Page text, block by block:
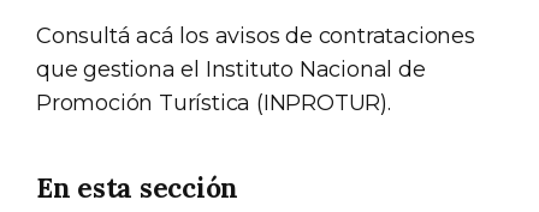
Consultá acá los avisos de contrataciones
que gestiona el Instituto Nacional de
Promoción Turística (INPROTUR).
En esta sección